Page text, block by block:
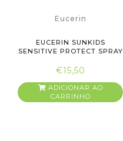
Eucerin
EUCERIN SUNKIDS
SENSITIVE PROTECT SPRAY
€15,50
ADICIONAR AO
CARRINHO